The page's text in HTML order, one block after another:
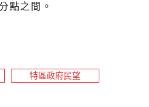
點之間。
特區政府民望